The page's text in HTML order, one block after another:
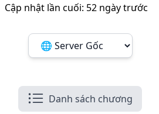
Cập nhật lần cuối: 52 ngày trước
Đổi server ảnh:
Danh sách chương